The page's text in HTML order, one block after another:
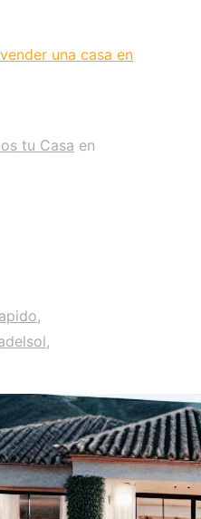
una casa en
tu Casa en